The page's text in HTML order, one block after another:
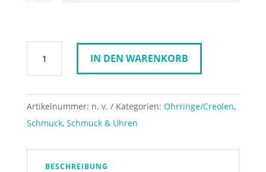
Icons
Pearl
IN DEN WARENKORB
Artikelnummer: n. v. Kategorien: Ohrringe/Creolen,
Schmuck, Schmuck & Uhren
BESCHREIBUNG